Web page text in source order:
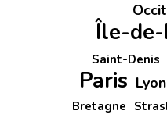
Île-de-
Saint-Denis
Paris Lyon
Bretagne